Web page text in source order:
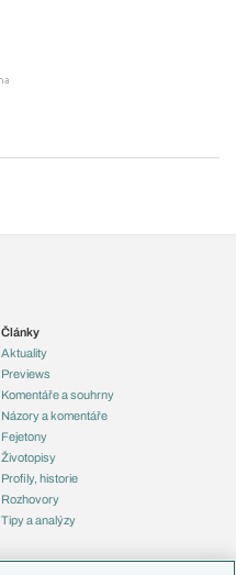
Články
Aktuality
Previews
Komentáře a souhrny
Názory a komentáře
Fejetony
Životopisy
Profily, historie
Rozhovory
Tipy a analýzy